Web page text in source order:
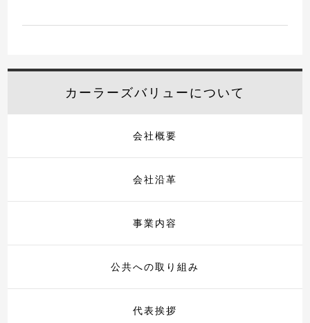
カーラーズバリューについて
会社概要
会社沿革
事業内容
公共への取り組み
代表挨拶